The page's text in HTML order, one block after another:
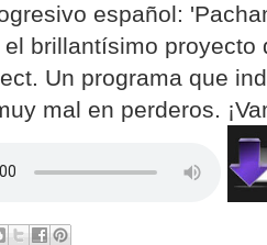
español:
el brillantísimo
Un programa que
mal en perderos.